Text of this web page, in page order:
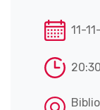
11-
20:30